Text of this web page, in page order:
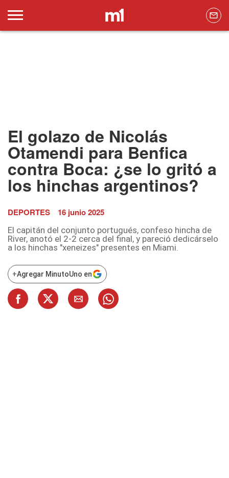
El golazo de Nicolás
Otamendi para Benfica
contra Boca: ¿se lo gritó a
los hinchas argentinos?
DEPORTES 16 junio 2025
El capitán del conjunto portugués, confeso hincha de
River, anotó el 2-2 cerca del final, y pareció dedicárselo
a los hinchas "xeneizes" presentes en Miami.
+Agregar MinutoUno en